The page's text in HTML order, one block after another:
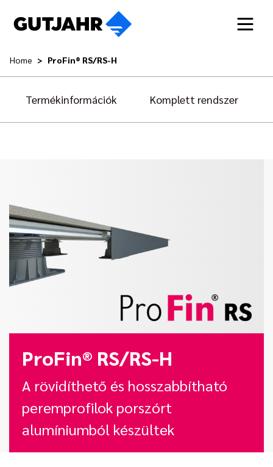
Home ProFin® RS/RS-H
Termékinformációk Komplett rendszer
ProFin® RS/RS-H
A rövidíthető és hosszabbítható
peremprofilok porszórt
alumíniumból készültek